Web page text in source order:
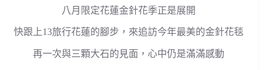
八月限定花蓮金針花季正是展開
快跟上13旅行花蓮的腳步，來追訪今年最美的金針花毯
再一次與三顆大石的見面，心中仍是滿滿感動